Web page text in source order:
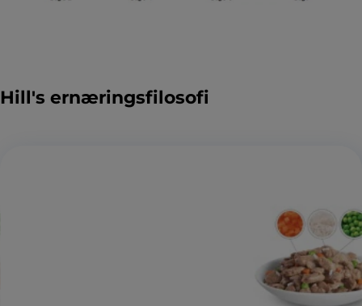
Hill's ernæringsfilosofi